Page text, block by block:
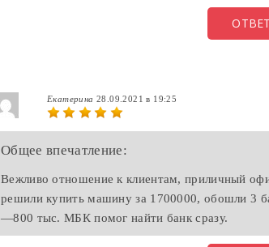
Екатерина 28.09.2021 в 19:25
Общее впечатление:
Вежливо отношение к клиентам, приличный
решили купить машину за 1700000, обошли 3
—800 тыс. МБК помог найти банк сразу.